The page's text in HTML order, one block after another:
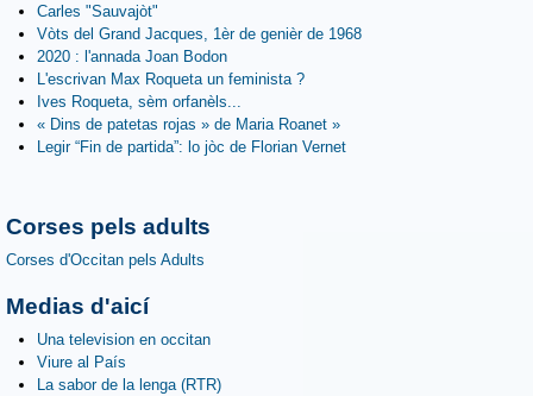
Carles "Sauvajòt"
Vòts del Grand Jacques, 1èr de genièr de 1968
2020 : l'annada Joan Bodon
L'escrivan Max Roqueta un feminista ?
Ives Roqueta, sèm orfanèls...
« Dins de patetas rojas » de Maria Roanet »
Legir “Fin de partida”: lo jòc de Florian Vernet
Corses pels adults
Corses d'Occitan pels Adults
Medias d'aicí
Una television en occitan
Viure al País
La sabor de la lenga (RTR)